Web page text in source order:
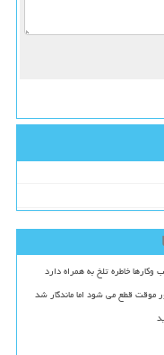
خاطره تلخ به همراه دارد